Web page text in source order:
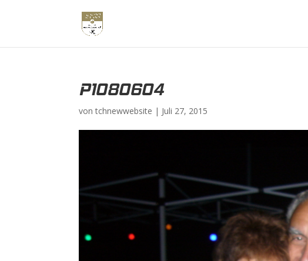
P1080604
vontchnewwebsite | Juli 27, 2015